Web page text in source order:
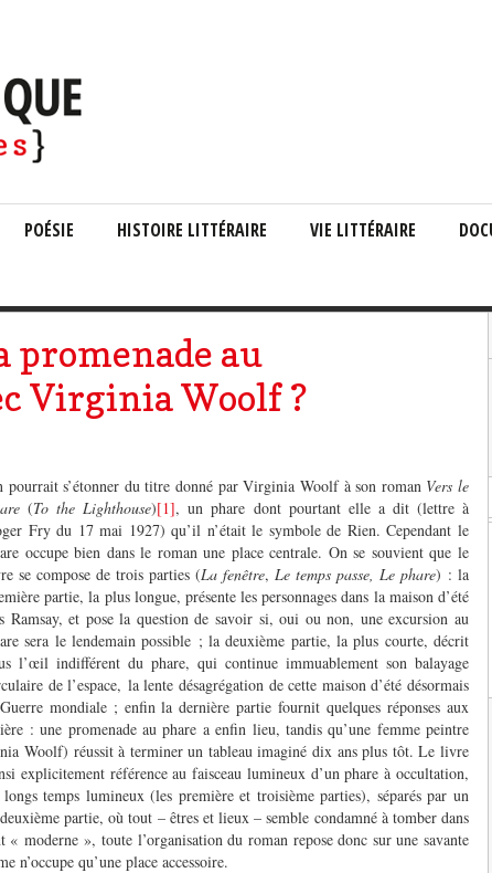
POÉSIE HISTOIRE LITTÉRAIRE VIE LITTÉRAIRE
promenade au
Virginia Woolf ?
pourrait s’étonner du titre donné par Virginia Woolf à son roman Vers le
(To the Lighthouse)[1], un phare dont pourtant elle a dit (lettre à
Fry du 17 mai 1927) qu’il n’était le symbole de Rien. Cependant le
occupe bien dans le roman une place centrale. On se souvient que le
se compose de trois parties (La fenêtre, Le temps passe, Le phare) : la
partie, la plus longue, présente les personnages dans la maison d’été
Ramsay, et pose la question de savoir si, oui ou non, une excursion au
sera le lendemain possible ; la deuxième partie, la plus courte, décrit
l’œil indifférent du phare, qui continue immuablement son balayage
de l’espace, la lente désagrégation de cette maison d’été désormais
mondiale ; enfin la dernière partie fournit quelques réponses aux
: une promenade au phare a enfin lieu, tandis qu’une femme peintre
Woolf) réussit à terminer un tableau imaginé dix ans plus tôt. Le livre
explicitement référence au faisceau lumineux d’un phare à occultation,
temps lumineux (les première et troisième parties), séparés par un
partie, où tout – êtres et lieux – semble condamné à tomber dans
« moderne », toute l’organisation du roman repose donc sur une savante
n’occupe qu’une place accessoire.